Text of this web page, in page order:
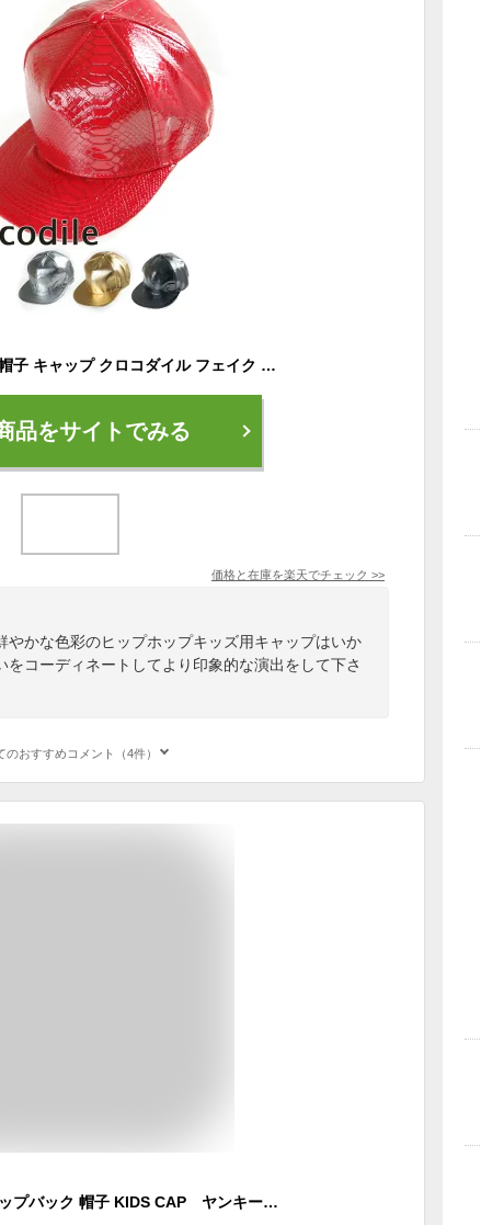
ヒップホップ キッズ 帽子 キャップ クロコダイル フェイク レザー メタリック 58cm CFSTE-02 キッズ ダンス衣装 ヒップホップ ファッション 韓国 ダンス小物 ジュニア レディース 男女兼用 ユニセックス
品をサイトでみる
価格と在庫を楽天でチェック >>
やかな色彩のヒップホップキッズ用キャップはいか
コーディネートしてより印象的な演出をして下さ
のおすすめコメント（4件）
キッズ キャップ スナップバック 帽子 KIDS CAP ヤンキース 白 黒 ジュニア ヒップホップ ダンス 衣装 子供用 男の子 女の子 誕生日 クリスマス プレゼント